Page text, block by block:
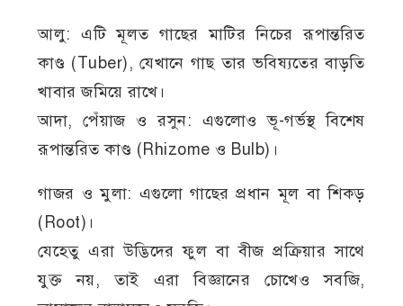
আলু: এটি মূলত গাছের মাটির নিচের রূপান্তরিত
কাণ্ড (Tuber), যেখানে গাছ তার ভবিষ্যতের বাড়তি
খাবার জমিয়ে রাখে।
আদা, পেঁয়াজ ও রসুন: এগুলোও ভূ-গর্ভস্থ বিশেষ
রূপান্তরিত কাণ্ড (Rhizome ও Bulb)।
গাজর ও মুলা: এগুলো গাছের প্রধান মূল বা শিকড়
(Root)।
যেহেতু এরা উদ্ভিদের ফুল বা বীজ প্রক্রিয়ার সাথে
যুক্ত নয়, তাই এরা বিজ্ঞানের চোখেও সবজি,